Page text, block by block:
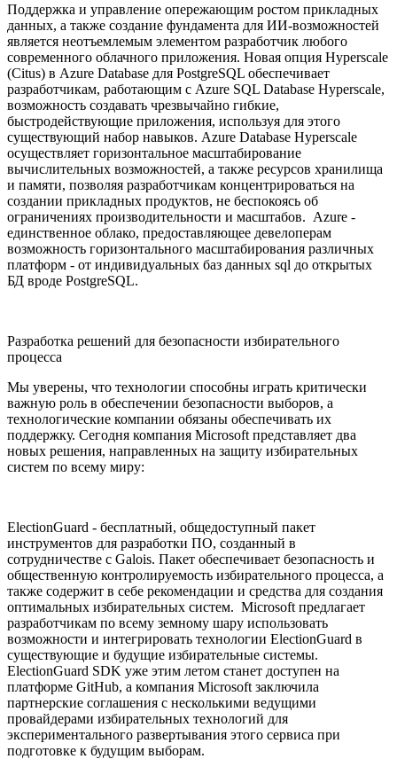
Поддержка и управление опережающим ростом прикладных
данных, а также создание фундамента для ИИ-возможностей
является неотъемлемым элементом разработчик любого
современного облачного приложения. Новая опция Hyperscale
(Citus) в Azure Database для PostgreSQL обеспечивает
разработчикам, работающим с Azure SQL Database Hyperscale,
возможность создавать чрезвычайно гибкие,
быстродействующие приложения, используя для этого
существующий набор навыков. Azure Database Hyperscale
осуществляет горизонтальное масштабирование
вычислительных возможностей, а также ресурсов хранилища
и памяти, позволяя разработчикам концентрироваться на
создании прикладных продуктов, не беспокоясь об
ограничениях производительности и масштабов. Azure -
единственное облако, предоставляющее девелоперам
возможность горизонтального масштабирования различных
платформ - от индивидуальных баз данных sql до открытых
БД вроде PostgreSQL.
Разработка решений для безопасности избирательного
процесса
Мы уверены, что технологии способны играть критически
важную роль в обеспечении безопасности выборов, а
технологические компании обязаны обеспечивать их
поддержку. Сегодня компания Microsoft представляет два
новых решения, направленных на защиту избирательных
систем по всему миру:
ElectionGuard - бесплатный, общедоступный пакет
инструментов для разработки ПО, созданный в
сотрудничестве с Galois. Пакет обеспечивает безопасность и
общественную контролируемость избирательного процесса, а
также содержит в себе рекомендации и средства для создания
оптимальных избирательных систем. Microsoft предлагает
разработчикам по всему земному шару использовать
возможности и интегрировать технологии ElectionGuard в
существующие и будущие избирательные системы.
ElectionGuard SDK уже этим летом станет доступен на
платформе GitHub, а компания Microsoft заключила
партнерские соглашения с несколькими ведущими
провайдерами избирательных технологий для
экспериментального развертывания этого сервиса при
подготовке к будущим выборам.